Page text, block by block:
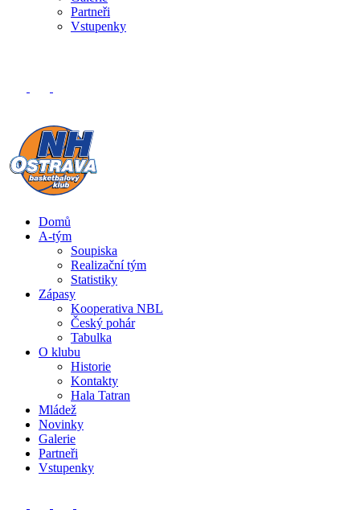
Partneři
Vstupenky
Domů
A-tým
Soupiska
Realizační tým
Statistiky
Zápasy
Kooperativa NBL
Český pohár
Tabulka
O klubu
Historie
Kontakty
Hala Tatran
Mládež
Novinky
Galerie
Partneři
Vstupenky